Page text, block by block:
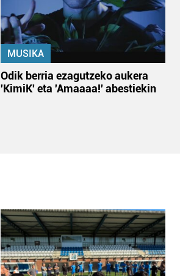
MUSIKA
Odik berria ezagutzeko aukera
'KimiK' eta 'Amaaaa!' abestiekin